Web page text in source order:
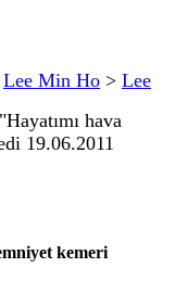
Lee Min Ho > Lee
hava
19.06.2011
kemeri